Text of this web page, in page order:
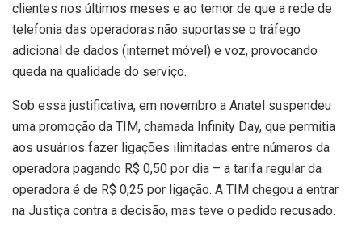
clientes nos últimos meses e ao temor de que a rede de
telefonia das operadoras não suportasse o tráfego
adicional de dados (internet móvel) e voz, provocando
queda na qualidade do serviço.
Sob essa justificativa, em novembro a Anatel suspendeu
uma promoção da TIM, chamada Infinity Day, que permitia
aos usuários fazer ligações ilimitadas entre números da
operadora pagando R$ 0,50 por dia – a tarifa regular da
operadora é de R$ 0,25 por ligação. A TIM chegou a entrar
na Justiça contra a decisão, mas teve o pedido recusado.